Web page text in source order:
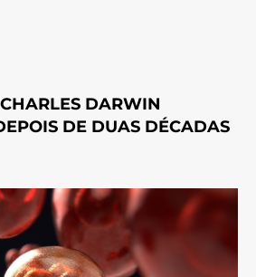
DARWIN
DE DUAS DÉCADAS